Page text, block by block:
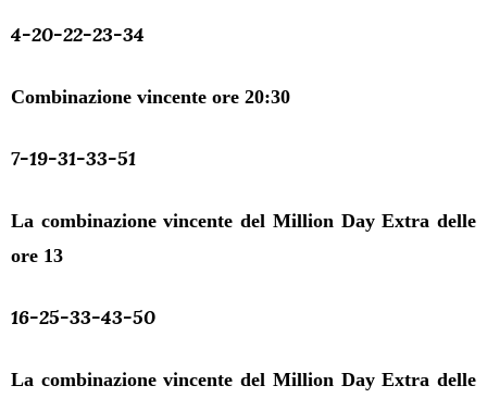
4-20-22-23-34
Combinazione vincente ore 20:30
7-19-31-33-51
La combinazione vincente del Million Day Extra delle
ore 13
16-25-33-43-50
La combinazione vincente del Million Day Extra delle